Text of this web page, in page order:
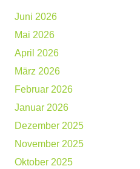
Juni 2026
Mai 2026
April 2026
März 2026
Februar 2026
Januar 2026
Dezember 2025
November 2025
Oktober 2025